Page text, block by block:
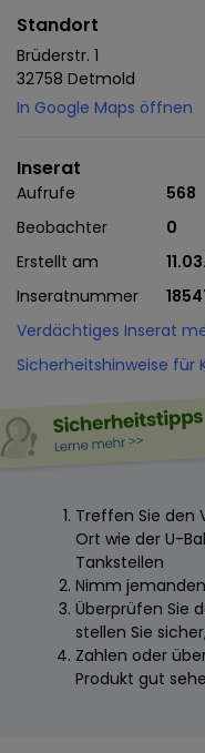
Standort
Brüderstr. 1
32758 Detmold
In Google Maps öffnen
Inserat
Aufrufe
568
Beobachter
0
Erstellt am
Inseratnummer
Verdächtiges Inserat
Sicherheitshinweise für
Treffen Sie den
Ort wie der U-
Tankstellen
Nimm
Überprüfen Sie
stellen Sie
Zahlen oder
Produkt gut